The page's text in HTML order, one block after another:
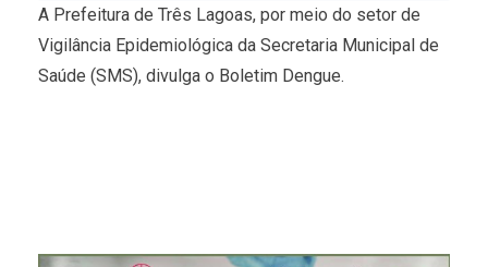
A Prefeitura de Três Lagoas, por meio do setor de
Vigilância Epidemiológica da Secretaria Municipal de
Saúde (SMS), divulga o Boletim Dengue.